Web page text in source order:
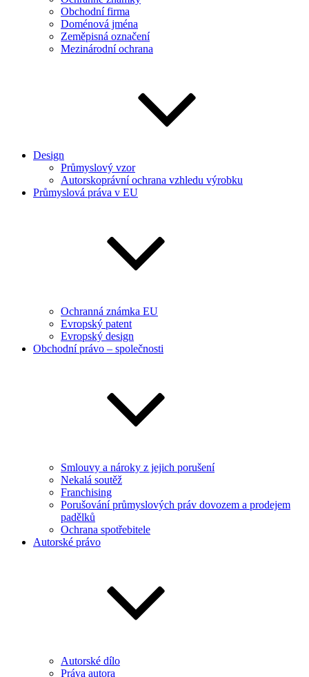
Obchodní firma
Doménová jména
Zeměpisná označení
Mezinárodní ochrana
Design
Průmyslový vzor
Autorskoprávní ochrana vzhledu výrobku
Průmyslová práva v EU
Ochranná známka EU
Evropský patent
Evropský design
Obchodní právo – společnosti
Smlouvy a nároky z jejich porušení
Nekalá soutěž
Franchising
Porušování průmyslových práv dovozem a prodejem
padělků
Ochrana spotřebitele
Autorské právo
Autorské dílo
Práva autora